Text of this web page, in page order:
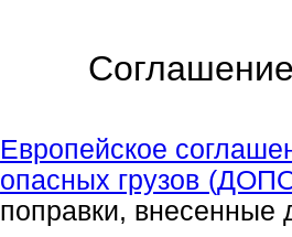
Европейское
опасных грузов
поправки, внесенные